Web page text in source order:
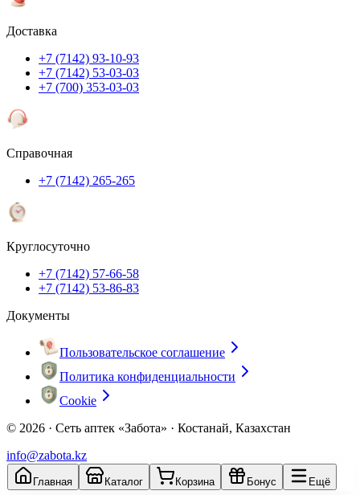
Доставка
+7 (7142) 93-10-93
+7 (7142) 53-03-03
+7 (700) 353-03-03
Справочная
+7 (7142) 265-265
Круглосуточно
+7 (7142) 57-66-58
+7 (7142) 53-86-83
Документы
Пользовательское соглашение
Политика конфиденциальности
Cookie
© 2026 · Сеть аптек «Забота» · Костанай, Казахстан
info@zabota.kz
Главная Каталог Корзина Бонус Ещё